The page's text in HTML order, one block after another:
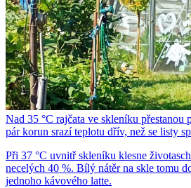
Nad 35 °C rajčata ve skleníku přestanou
pár korun srazí teplotu dřív, než se listy
Při 37 °C uvnitř skleníku klesne
necelých 40 %. Bílý nátěr na skle tomu
jednoho kávového latte.